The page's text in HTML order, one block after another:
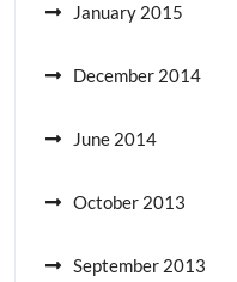
January 2015
December 2014
June 2014
October 2013
September 2013